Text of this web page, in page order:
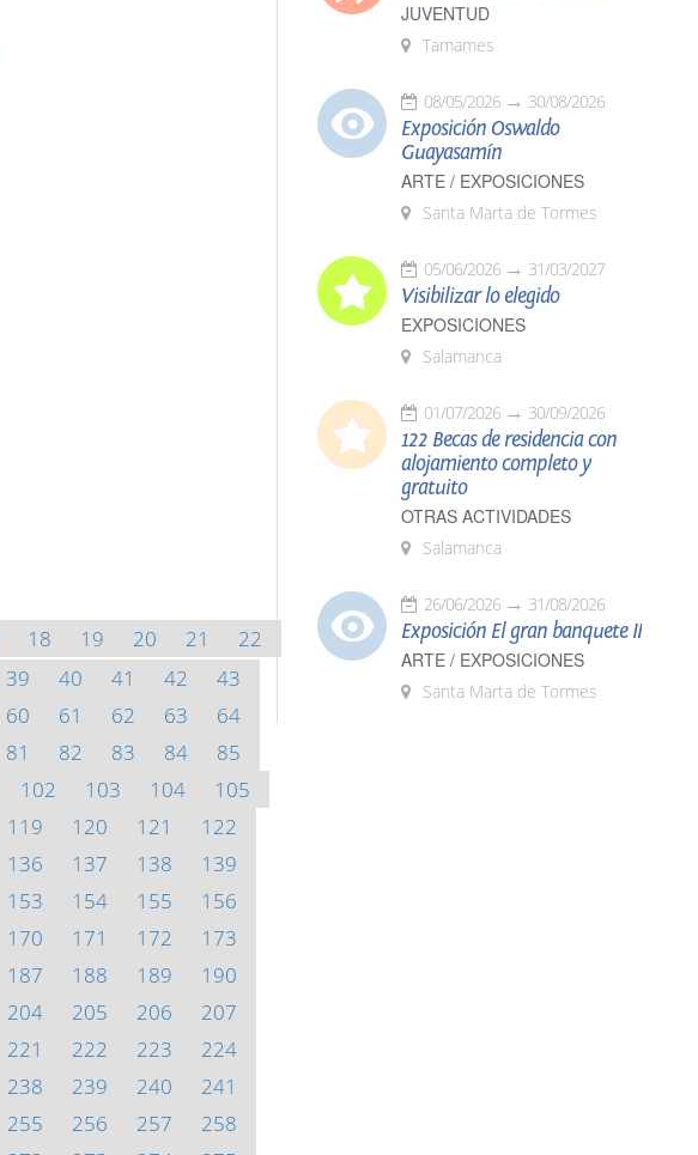
18 19 20 21
22
39 40 41 42
43
60 61 62 63
64
81 82 83 84
85
102 103 104
105
119 120 121
122
136 137 138
139
153 154 155
156
170 171 172
173
187 188 189
190
204 205 206
207
221 222 223
224
238 239 240
241
255 256 257
258
JUVENTUD
Tamames
08/05/2026 30/08/2026
Exposición Oswaldo
Guayasamín
ARTE / EXPOSICIONES
Santa Marta de Tormes
05/06/2026 31/03/2027
Visibilizar lo elegido
EXPOSICIONES
Salamanca
01/07/2026 30/09/2026
122 Becas de residencia con
alojamiento completo y
gratuito
OTRAS ACTIVIDADES
Salamanca
26/06/2026 31/08/2026
Exposición El gran banquete II
ARTE / EXPOSICIONES
Santa Marta de Tormes